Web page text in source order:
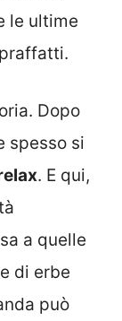
le ultime
Dopo
spesso si
. E qui,
a quelle
di erbe
può